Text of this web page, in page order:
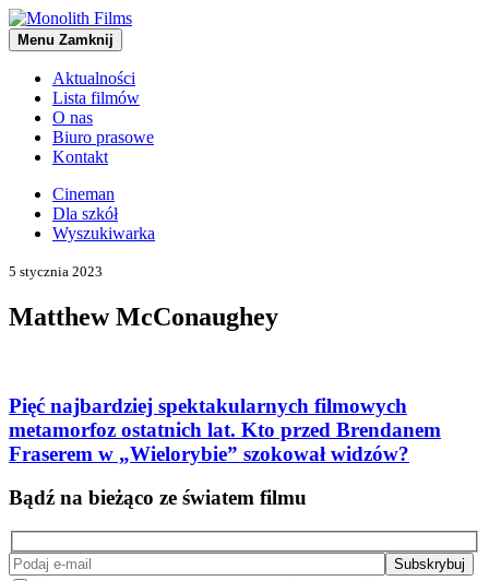
Menu Zamknij
Aktualności
Lista filmów
O nas
Biuro prasowe
Kontakt
Cineman
Dla szkół
Wyszukiwarka
5 stycznia 2023
Matthew McConaughey
Pięć najbardziej spektakularnych filmowych
metamorfoz ostatnich lat. Kto przed Brendanem
Fraserem w „Wielorybie” szokował widzów?
Bądź na bieżąco ze światem filmu